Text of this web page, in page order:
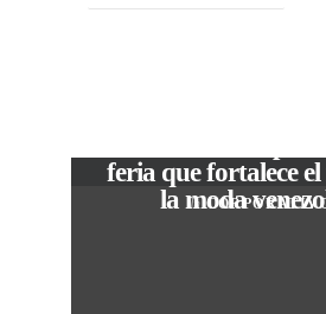
In
feria que fortalece
la moda